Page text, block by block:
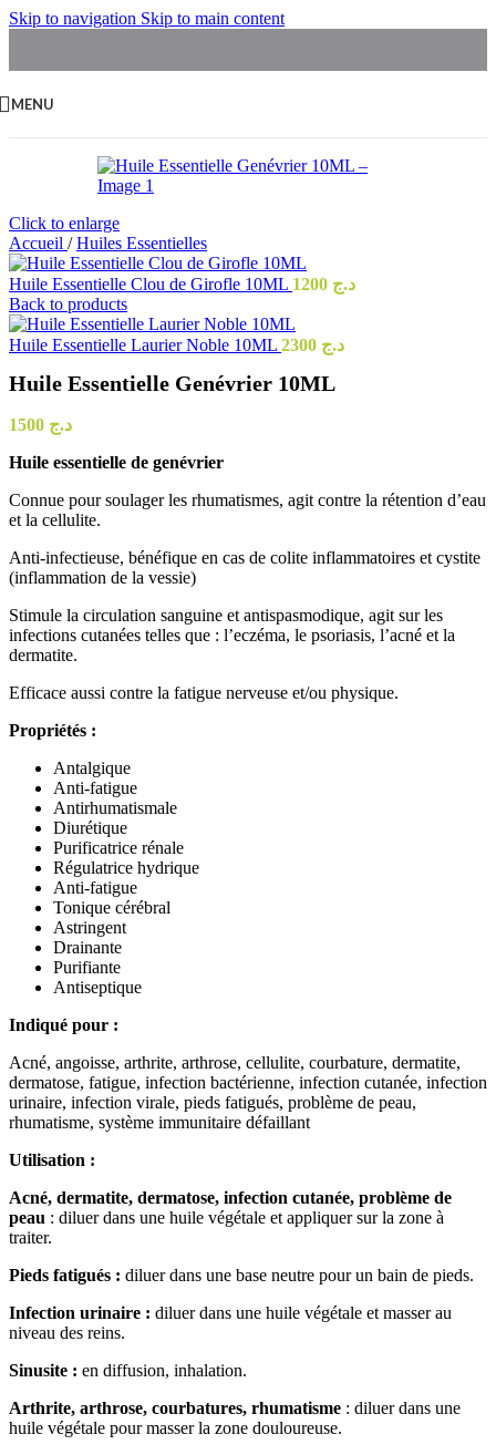
Skip to navigation Skip to main content
MENU
Click to enlarge
Accueil / Huiles Essentielles
Huile Essentielle Clou de Girofle 10ML د.ج
Back to products
Huile Essentielle Laurier Noble 10ML د.ج
Huile Essentielle Genévrier 10ML
د.ج
Huile essentielle de genévrier
Connue pour soulager les rhumatismes, agit contre la rétention d’eau
et la cellulite.
Anti-infectieuse, bénéfique en cas de colite inflammatoires et cystite
(inflammation de la vessie)
Stimule la circulation sanguine et antispasmodique, agit sur les
infections cutanées telles que : l’eczéma, le psoriasis, l’acné et la
dermatite.
Efficace aussi contre la fatigue nerveuse et/ou physique.
Propriétés :
Antalgique
Anti-fatigue
Antirhumatismale
Diurétique
Purificatrice rénale
Régulatrice hydrique
Anti-fatigue
Tonique cérébral
Astringent
Drainante
Purifiante
Antiseptique
Indiqué pour :
Acné, angoisse, arthrite, arthrose, cellulite, courbature, dermatite,
dermatose, fatigue, infection bactérienne, infection cutanée, infection
urinaire, infection virale, pieds fatigués, problème de peau,
rhumatisme, système immunitaire défaillant
Utilisation :
Acné, dermatite, dermatose, infection cutanée, problème de
peau : diluer dans une huile végétale et appliquer sur la zone à
traiter.
Pieds fatigués : diluer dans une base neutre pour un bain de pieds.
Infection urinaire : diluer dans une huile végétale et masser au
niveau des reins.
Sinusite : en diffusion, inhalation.
Arthrite, arthrose, courbatures, rhumatisme : diluer dans une
huile végétale pour masser la zone douloureuse.